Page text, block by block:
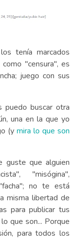
tenía marcados
"censura", es
juego con sus
puedo buscar otra
una en la que yo
(y mira lo que son
guste que alguien
"misógina",
no te está
misma libertad de
para publicar tus
que son... Porque
para todos los